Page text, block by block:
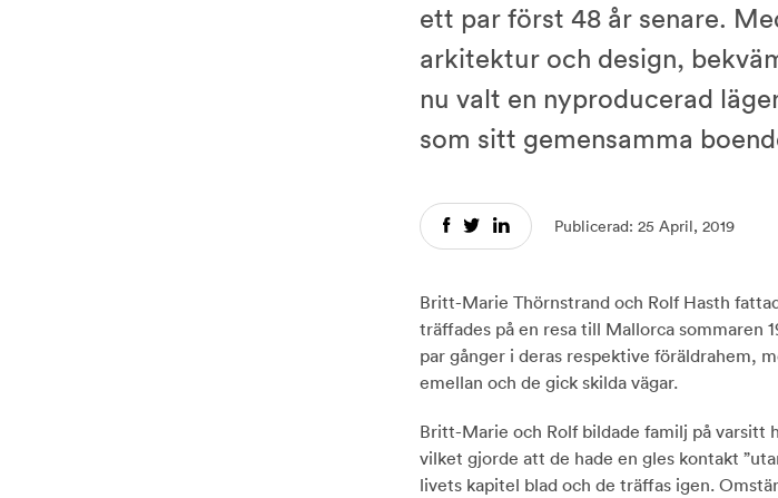
ett par först 48 år senare.
arkitektur och design,
nu valt en nyproducerad
som sitt gemensamma
Publicerad: 25 April, 2019
Britt-Marie Thörnstrand och Rolf Hasth
träffades på en resa till Mallorca sommaren
par gånger i deras respektive föräldrahem,
emellan och de gick skilda vägar.
Britt-Marie och Rolf bildade familj på varsitt
vilket gjorde att de hade en gles kontakt
livets kapitel blad och de träffas igen.